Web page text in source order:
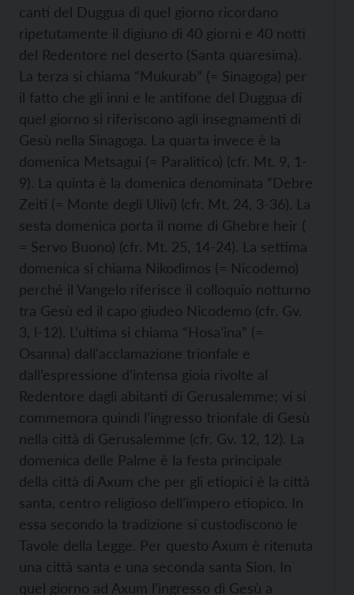
canti del Duggua di quel giorno ricordano
ripetutamente il digiuno di 40 giorni e 40 notti
del Redentore nel deserto (Santa quaresima).
La terza si chiama “Mukurab” (= Sinagoga) per
il fatto che gli inni e le antifone del Duggua di
quel giorno si riferiscono agli insegnamenti di
Gesù nella Sinagoga. La quarta invece è la
domenica Metsagui (= Paralitico) (cfr. Mt. 9, 1-
9). La quinta è la domenica denominata “Debre
Zeiti (= Monte degli Ulivi) (cfr. Mt. 24, 3-36). La
sesta domenica porta il nome di Ghebre heir (
= Servo Buono) (cfr. Mt. 25, 14-24). La settima
domenica si chiama Nikodimos (= Nicodemo)
perché il Vangelo riferisce il colloquio notturno
tra Gesù ed il capo giudeo Nicodemo (cfr. Gv.
3, l-12). L’ultima si chiama “Hosa’ina” (=
Osanna) dall'acclamazione trionfale e
dall’espressione d’intensa gioia rivolte al
Redentore dagli abitanti di Gerusalemme; vi si
commemora quindi l’ingresso trionfale di Gesù
nella città di Gerusalemme (cfr. Gv. 12, 12). La
domenica delle Palme è la festa principale
della città di Axum che per gli etiopici è la città
santa, centro religioso dell’impero etiopico. In
essa secondo la tradizione si custodiscono le
Tavole della Legge. Per questo Axum è ritenuta
una città santa e una seconda santa Sion. In
quel giorno ad Axum l’ingresso di Gesù a